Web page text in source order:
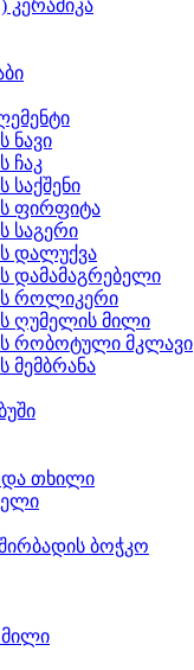
კერამიკა
ნავი
ჩაკ
საქშენი
ფირფიტა
საგერი
დალუქვა
დამამაგრებელი
როლიკერი
ღუმელის მილი
რობოტული მკლავი
მემბრანა
და თხილი
ბოჭკო